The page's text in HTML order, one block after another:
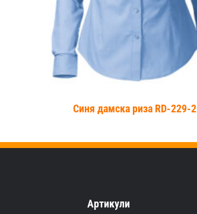
Синя дамска риза RD-229-2
Артикули